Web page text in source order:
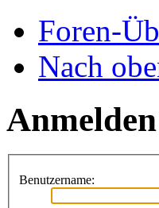
Foren-
Nach
Anmelden
Benutzername: